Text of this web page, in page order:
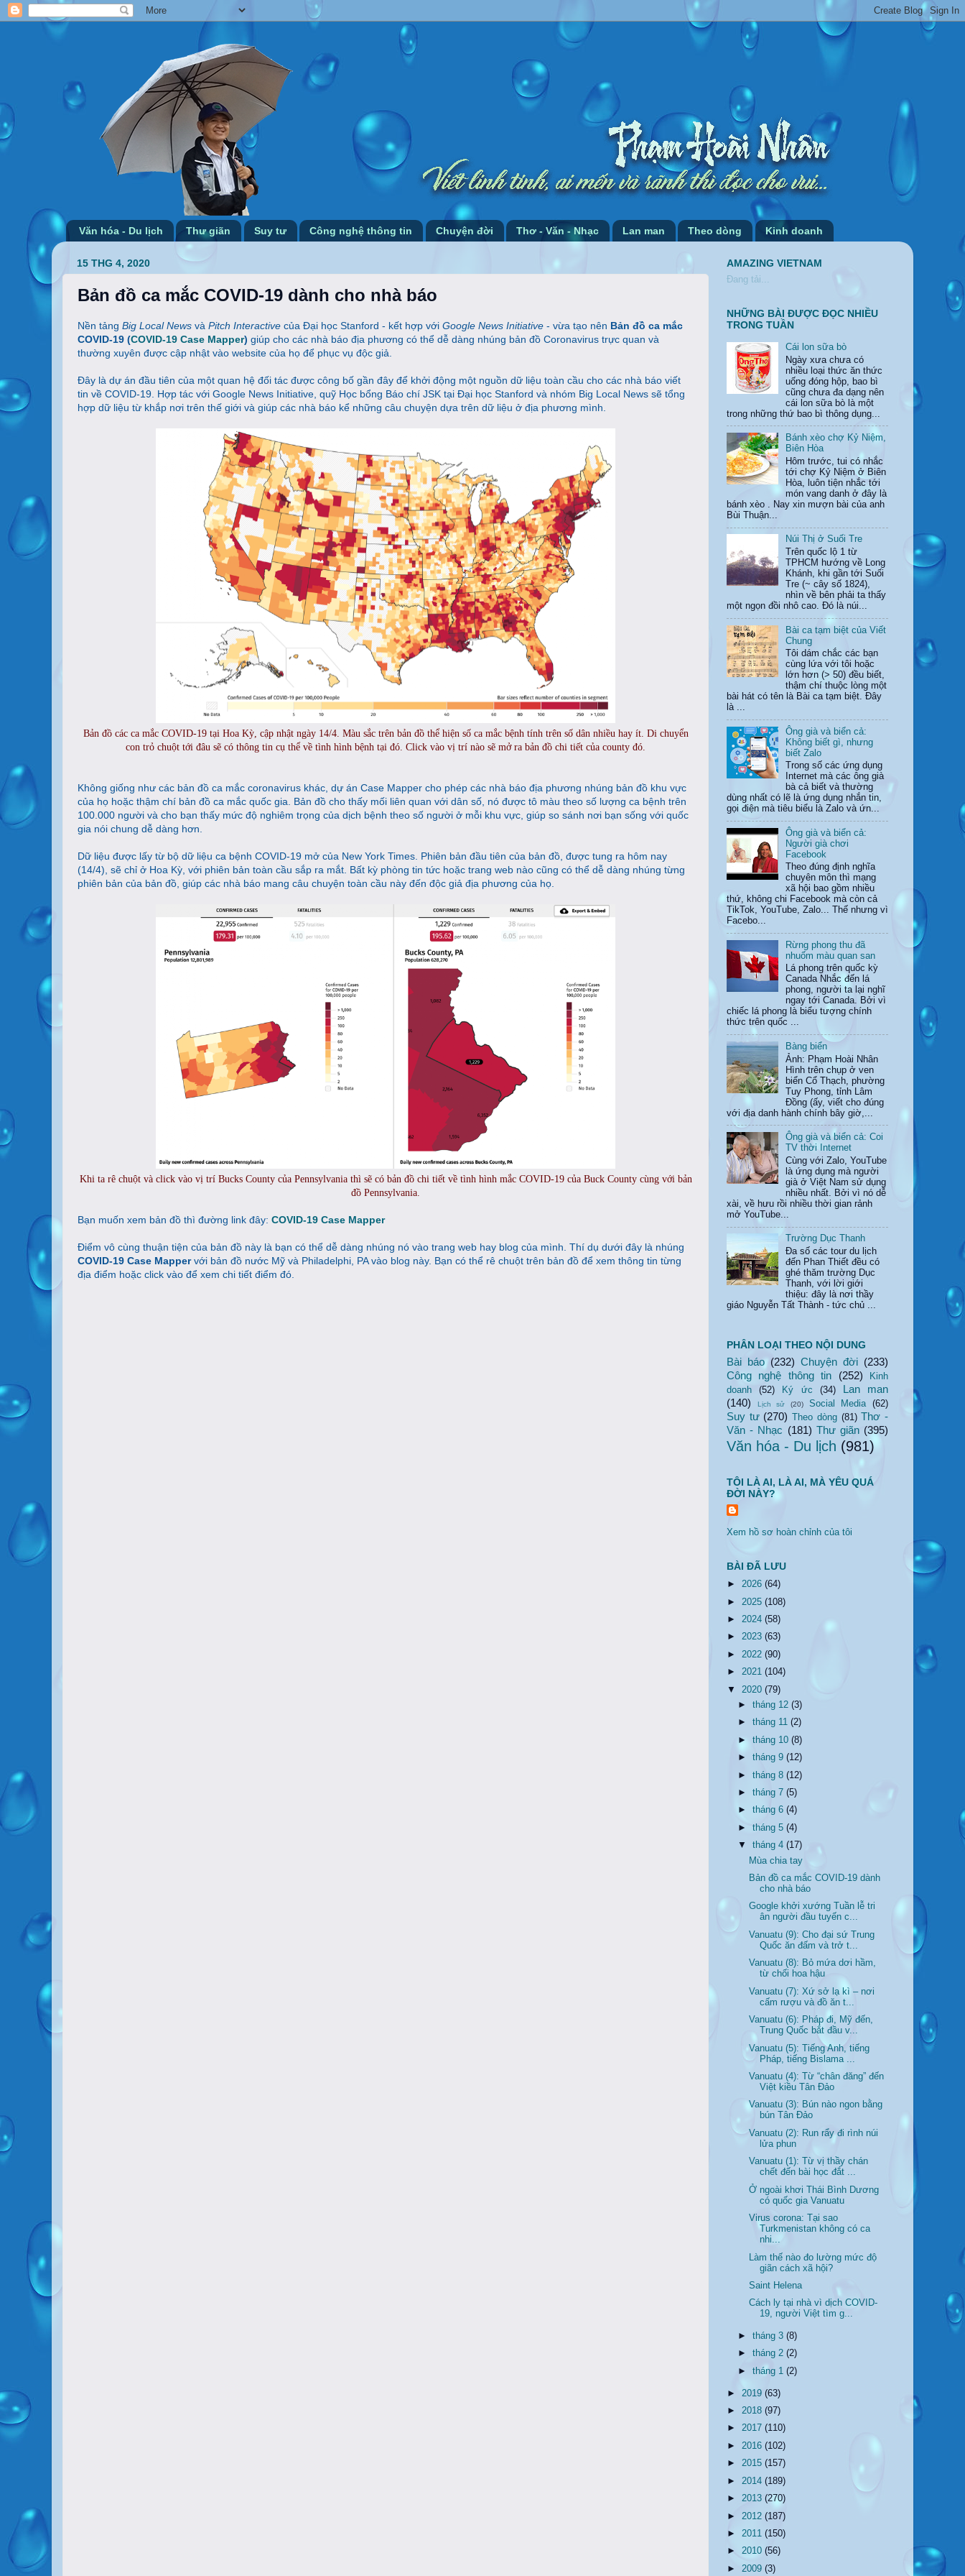
Văn hóa - Du lịch Thư giãn Suy tư Công nghệ thông tin Chuyện đời Thơ - Văn - Nhạc Lan man Theo dòng Kinh doanh
15 THG 4, 2020
Bản đồ ca mắc COVID-19 dành cho nhà báo
Nền tảng Big Local News và Pitch Interactive của Đại học Stanford - kết hợp với Google News Initiative - vừa tạo nên Bản đồ ca mắc
COVID-19 (COVID-19 Case Mapper) giúp cho các nhà báo địa phương có thể dễ dàng nhúng bản đồ Coronavirus trực quan và
thường xuyên được cập nhật vào website của họ để phục vụ độc giả.
Đây là dự án đầu tiên của một quan hệ đối tác được công bố gần đây để khởi động một nguồn dữ liệu toàn cầu cho các nhà báo viết
tin về COVID-19. Hợp tác với Google News Initiative, quỹ Học bổng Báo chí JSK tại Đại học Stanford và nhóm Big Local News sẽ tổng
hợp dữ liệu từ khắp nơi trên thế giới và giúp các nhà báo kể những câu chuyện dựa trên dữ liệu ở địa phương mình.
Bản đồ các ca mắc COVID-19 tại Hoa Kỳ, cập nhật ngày 14/4. Màu sắc trên bản đồ thể hiện số ca mắc bệnh tính trên số dân nhiều hay ít. Di chuyển
con trỏ chuột tới đâu sẽ có thông tin cụ thể về tình hình bệnh tại đó. Click vào vị trí nào sẽ mở ra bản đồ chi tiết của county đó.
Không giống như các bản đồ ca mắc coronavirus khác, dự án Case Mapper cho phép các nhà báo địa phương nhúng bản đồ khu vực
của họ hoặc thậm chí bản đồ ca mắc quốc gia. Bản đồ cho thấy mối liên quan với dân số, nó được tô màu theo số lượng ca bệnh trên
100.000 người và cho bạn thấy mức độ nghiêm trọng của dịch bệnh theo số người ở mỗi khu vực, giúp so sánh nơi bạn sống với quốc
gia nói chung dễ dàng hơn.
Dữ liệu được lấy từ bộ dữ liệu ca bệnh COVID-19 mở của New York Times. Phiên bản đầu tiên của bản đồ, được tung ra hôm nay
(14/4), sẽ chỉ ở Hoa Kỳ, với phiên bản toàn cầu sắp ra mắt. Bất kỳ phòng tin tức hoặc trang web nào cũng có thể dễ dàng nhúng từng
phiên bản của bản đồ, giúp các nhà báo mang câu chuyện toàn cầu này đến độc giả địa phương của họ.
Khi ta rê chuột và click vào vị trí Bucks County của Pennsylvania thì sẽ có bản đồ chi tiết về tình hình mắc COVID-19 của Buck County cùng với bản
đồ Pennsylvania.
Bạn muốn xem bản đồ thì đường link đây: COVID-19 Case Mapper
Điểm vô cùng thuận tiện của bản đồ này là bạn có thể dễ dàng nhúng nó vào trang web hay blog của mình. Thí dụ dưới đây là nhúng
COVID-19 Case Mappervới bản đồ nước Mỹ và Philadelphi, PA vào blog này. Bạn có thể rê chuột trên bản đồ để xem thông tin từng
địa điểm hoặc click vào để xem chi tiết điểm đó.
AMAZING VIETNAM
Đang tải...
NHỮNG BÀI ĐƯỢC ĐỌC NHIỀU
TRONG TUẦN
Cái lon sữa bò
Ngày xưa chưa có
nhiều loại thức ăn thức
uống đóng hộp, bao bì
cũng chưa đa dạng nên
cái lon sữa bò là một
trong những thứ bao bì thông dụng...
Bánh xèo chợ Kỷ Niệm,
Biên Hòa
Hôm trước, tui có nhắc
tới chợ Kỷ Niệm ở Biên
Hòa, luôn tiện nhắc tới
món vang danh ở đây là
bánh xèo . Nay xin mượn bài của anh
Bùi Thuận...
Núi Thị ở Suối Tre
Trên quốc lộ 1 từ
TPHCM hướng về Long
Khánh, khi gần tới Suối
Tre (~ cây số 1824),
nhìn về bên phải ta thấy
một ngọn đồi nhô cao. Đó là núi...
Bài ca tạm biệt của Viết
Chung
Tôi dám chắc các bạn
cùng lứa với tôi hoặc
lớn hơn (> 50) đều biết,
thậm chí thuộc lòng một
bài hát có tên là Bài ca tạm biệt. Đây
là ...
Ông già và biển cả:
Không biết gì, nhưng
biết Zalo
Trong số các ứng dụng
Internet mà các ông già
bà cả biết và thường
dùng nhất có lẽ là ứng dụng nhắn tin,
gọi điện mà tiêu biểu là Zalo và ứn...
Ông già và biển cả:
Người già chơi
Facebook
Theo đúng định nghĩa
chuyên môn thì mạng
xã hội bao gồm nhiều
thứ, không chi Facebook mà còn cả
TikTok, YouTube, Zalo... Thế nhưng vì
Facebo...
Rừng phong thu đã
nhuốm màu quan san
Lá phong trên quốc kỳ
Canada Nhắc đến lá
phong, người ta lại nghĩ
ngay tới Canada. Bởi vì
chiếc lá phong là biểu tượng chính
thức trên quốc ...
Bàng biển
Ảnh: Phạm Hoài Nhân
Hình trên chụp ở ven
biển Cổ Thạch, phường
Tuy Phong, tỉnh Lâm
Đồng (ấy, viết cho đúng
với địa danh hành chính bây giờ,...
Ông già và biển cả: Coi
TV thời Internet
Cùng với Zalo, YouTube
là ứng dụng mà người
già ở Việt Nam sử dụng
nhiều nhất. Bởi vì nó dễ
xài, về hưu rồi nhiều thời gian rảnh
mở YouTube...
Trường Dục Thanh
Đa số các tour du lịch
đến Phan Thiết đều có
ghé thăm trường Dục
Thanh, với lời giới
thiệu: đây là nơi thầy
giáo Nguyễn Tất Thành - tức chủ ...
PHÂN LOẠI THEO NỘI DUNG
Bài báo (232) Chuyện đời (233)
Công nghệ thông tin
(252)
Kinh
doanh
(52) Ký ức (34)
Lan man
(140)
Lịch sử (20) Social Media (62)
Suy tư (270) Theo dòng (81) Thơ -
Văn - Nhạc (181) Thư giãn (395)
Văn hóa - Du lịch (981)
TÔI LÀ AI, LÀ AI, MÀ YÊU QUÁ
ĐỜI NÀY?
Xem hồ sơ hoàn chỉnh của tôi
BÀI ĐÃ LƯU
► 2026 (64)
► 2025 (108)
► 2024 (58)
► 2023 (63)
► 2022 (90)
► 2021 (104)
▼ 2020 (79)
►tháng 12(3)
►tháng 11(2)
►tháng 10(8)
►tháng 9(12)
►tháng 8(12)
►tháng 7(5)
►tháng 6(4)
►tháng 5(4)
▼tháng 4(17)
Mùa chia tay
Bản đồ ca mắc COVID-19 dành
cho nhà báo
Google khởi xướng Tuần lễ tri
ân người đầu tuyến c...
Vanuatu (9): Cho đại sứ Trung
Quốc ăn đấm và trở t...
Vanuatu (8): Bỏ mứa dơi hầm,
từ chối hoa hậu
Vanuatu (7): Xứ sở lạ kì – nơi
cấm rượu và đồ ăn t...
Vanuatu (6): Pháp đi, Mỹ đến,
Trung Quốc bắt đầu v...
Vanuatu (5): Tiếng Anh, tiếng
Pháp, tiếng Bislama ...
Vanuatu (4): Từ “chân đăng” đến
Việt kiều Tân Đảo
Vanuatu (3): Bún nào ngon bằng
bún Tân Đảo
Vanuatu (2): Run rẩy đi rình núi
lửa phun
Vanuatu (1): Từ vị thầy chán
chết đến bài học đắt ...
Ở ngoài khơi Thái Bình Dương
có quốc gia Vanuatu
Virus corona: Tại sao
Turkmenistan không có ca
nhi...
Làm thế nào đo lường mức độ
giãn cách xã hội?
Saint Helena
Cách ly tại nhà vì dịch COVID-
19, người Việt tìm g...
►tháng 3(8)
►tháng 2(2)
►tháng 1(2)
► 2019 (63)
► 2018 (97)
► 2017 (110)
► 2016 (102)
► 2015 (157)
► 2014 (189)
► 2013 (270)
► 2012 (187)
► 2011 (150)
► 2010 (56)
► 2009 (3)